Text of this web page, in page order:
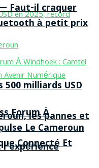
milliards USD
les pannes et
Faut-il craquer
à petit prix
Forum À
Le Cameroun
Connecté Et